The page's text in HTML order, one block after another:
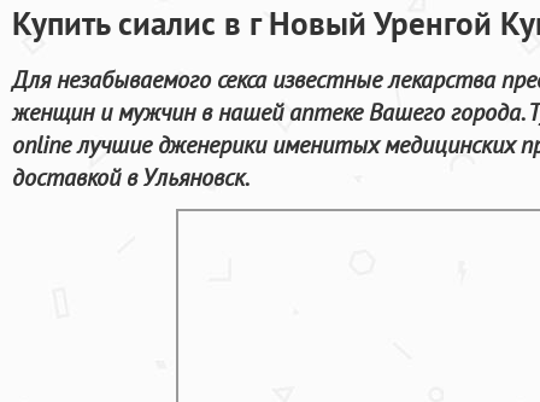
Купить сиалис в г Новый Уренгой
Для незабываемого секса известные лекарства
женщин и мужчин в нашей аптеке Вашего города.
online лучшие дженерики именитых медицинских
доставкой в Ульяновск.